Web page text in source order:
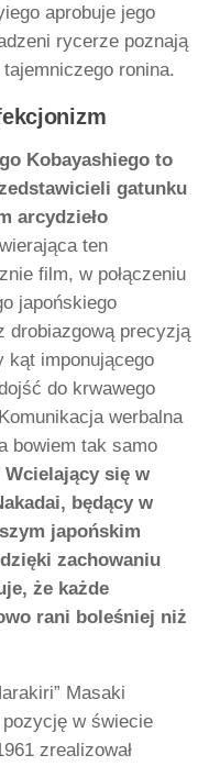
aprobuje jego
rycerze poznają
ronina.
Kobayashiego to
gatunku
arcydzieło
ten
film, w połączeniu
japońskiego
drobiazgową precyzją
kąt imponującego
do krwawego
werbalna
bowiem tak samo
Wcielający się w
będący w
japońskim
zachowaniu
że każde
rani boleśniej niż
Masaki
pozycję w świecie
zrealizował